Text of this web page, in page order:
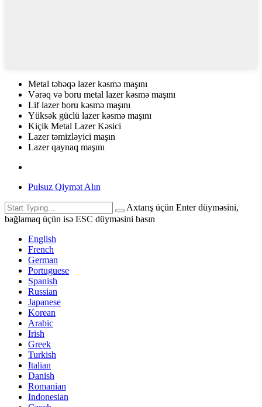
Metal təbəqə lazer kəsmə maşını
Vərəq və boru metal lazer kəsmə maşını
Lif lazer boru kəsmə maşını
Yüksək güclü lazer kəsmə maşını
Kiçik Metal Lazer Kəsici
Lazer təmizləyici maşın
Lazer qaynaq maşını
Pulsuz Qiymət Alın
Axtarış üçün Enter düyməsini,
bağlamaq üçün isə ESC düyməsini basın
English
French
German
Portuguese
Spanish
Russian
Japanese
Korean
Arabic
Irish
Greek
Turkish
Italian
Danish
Romanian
Indonesian